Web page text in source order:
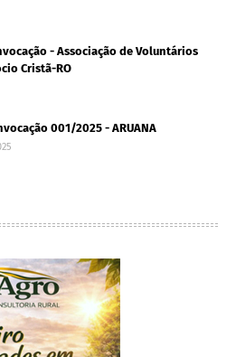
- Associação de Voluntários
Cristã-RO
001/2025 - ARUANA